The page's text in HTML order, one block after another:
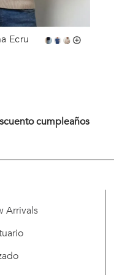
Ecru
cumpleaños
Arrivals